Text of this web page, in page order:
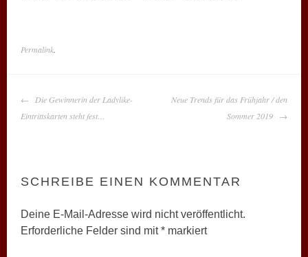
Permalink.
BEITRAGS-
NAVIGATION
Die Gewinnerin der Ladylike-
Eintrittskarten steht fest…
Neue Trends für das Frühjahr / den
Sommer 2019
SCHREIBE EINEN KOMMENTAR
Deine E-Mail-Adresse wird nicht veröffentlicht.
Erforderliche Felder sind mit* markiert